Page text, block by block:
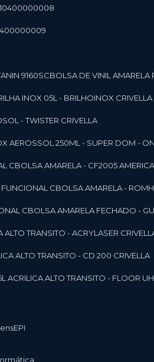
9160SC BOLSA DE VINIL
INOX 05L - BRILHOINOX CRIVELLA
- TWISTER CRIVELLA
AEROSSOL 250ML - SUPER DOM -
CBOLSA AMARELA - CF2005
FUNCIONAL CBOLSA AMARELA -
CBOLSA AMARELA FECHADO -
ALTO TRANSITO - ACRYLASER
ALTO TRANSITO - CD 200 CRIVELLA
ACRILICA ALTO TRANSITO - FLOOR
EPI